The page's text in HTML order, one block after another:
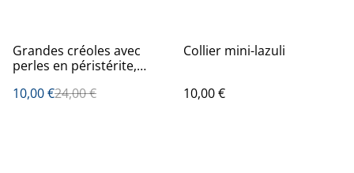
%
Grandes créoles avec
perles en péristérite,
10,00 €24,00 €
Collier mini-lazuli
10,00 €